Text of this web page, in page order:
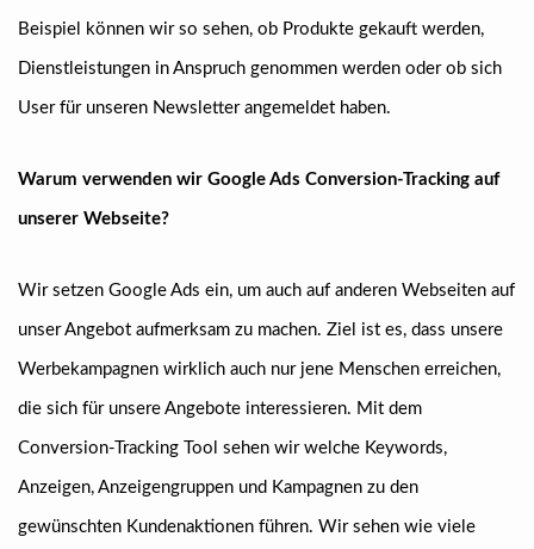
Beispiel können wir so sehen, ob Produkte gekauft werden,
Dienstleistungen in Anspruch genommen werden oder ob sich
User für unseren Newsletter angemeldet haben.
Warum verwenden wir Google Ads Conversion-Tracking auf
unserer Webseite?
Wir setzen Google Ads ein, um auch auf anderen Webseiten auf
unser Angebot aufmerksam zu machen. Ziel ist es, dass unsere
Werbekampagnen wirklich auch nur jene Menschen erreichen,
die sich für unsere Angebote interessieren. Mit dem
Conversion-Tracking Tool sehen wir welche Keywords,
Anzeigen, Anzeigengruppen und Kampagnen zu den
gewünschten Kundenaktionen führen. Wir sehen wie viele